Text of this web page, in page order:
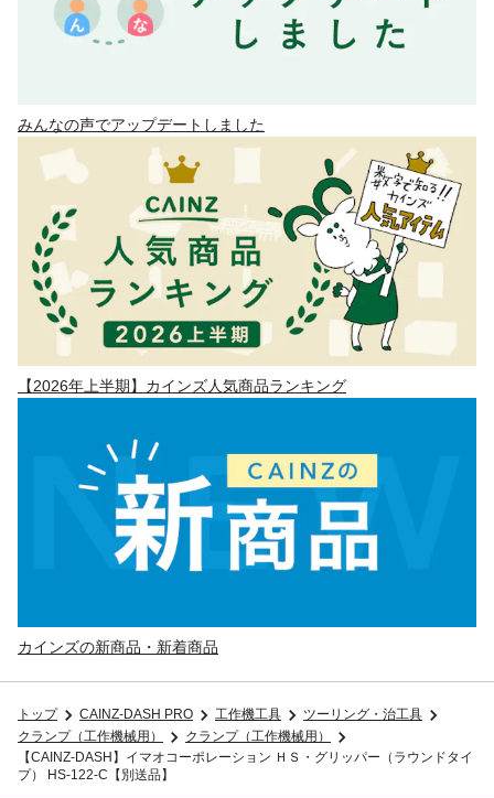
みんなの声でアップデートしました
【2026年上半期】カインズ人気商品ランキング
カインズの新商品・新着商品
トップ CAINZ-DASH PRO 工作機工具
ツーリング・治工具
クランプ（工作機械用）
クランプ（工作機械用）
【CAINZ-DASH】イマオコーポレーション ＨＳ・グリッパー（ラウンドタイ
プ） HS-122-C【別送品】